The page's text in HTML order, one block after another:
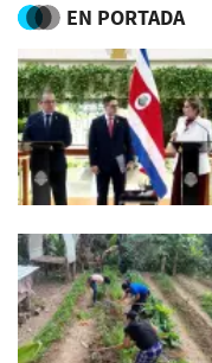
EN PORTADA